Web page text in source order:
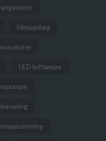
klimaanlæg
LED loftlampe